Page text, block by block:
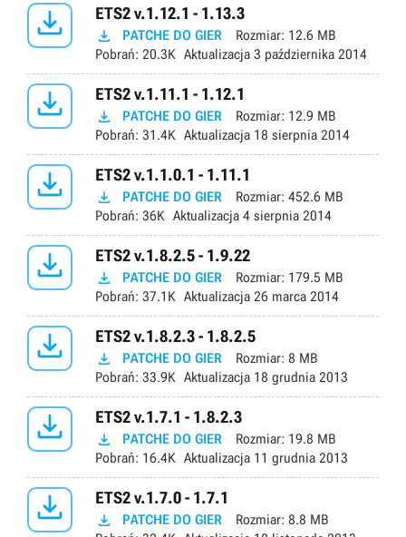
 ETS2 v.1.12.1 - 1.13.3
 PATCHE DO GIER Rozmiar: 12.6 MB
Pobrań: 20.3K Aktualizacja 3 października 2014
 ETS2 v.1.11.1 - 1.12.1
 PATCHE DO GIER Rozmiar: 12.9 MB
Pobrań: 31.4K Aktualizacja 18 sierpnia 2014
 ETS2 v.1.1.0.1 - 1.11.1
 PATCHE DO GIER Rozmiar: 452.6 MB
Pobrań: 36K Aktualizacja 4 sierpnia 2014
 ETS2 v.1.8.2.5 - 1.9.22
 PATCHE DO GIER Rozmiar: 179.5 MB
Pobrań: 37.1K Aktualizacja 26 marca 2014
 ETS2 v.1.8.2.3 - 1.8.2.5
 PATCHE DO GIER Rozmiar: 8 MB
Pobrań: 33.9K Aktualizacja 18 grudnia 2013
 ETS2 v.1.7.1 - 1.8.2.3
 PATCHE DO GIER Rozmiar: 19.8 MB
Pobrań: 16.4K Aktualizacja 11 grudnia 2013
 ETS2 v.1.7.0 - 1.7.1
 PATCHE DO GIER Rozmiar: 8.8 MB